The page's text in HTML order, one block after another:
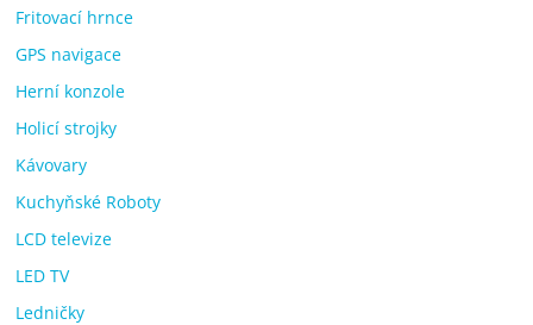
Fritovací hrnce
GPS navigace
Herní konzole
Holicí strojky
Kávovary
Kuchyňské Roboty
LCD televize
LED TV
Ledničky